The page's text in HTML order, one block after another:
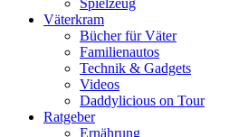
Spielzeug
Väterkram
Bücher für Väter
Familienautos
Technik & Gadgets
Videos
Daddylicious on Tour
Ratgeber
Ernährung